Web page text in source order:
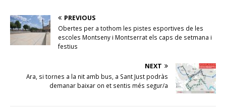
PREVIOUS
Obertes per a tothom les pistes esportives de les
escoles Montseny i Montserrat els caps de setmana i
festius
NEXT
Ara, si tornes a la nit amb bus, a Sant Just podràs
demanar baixar on et sentis més segur/a